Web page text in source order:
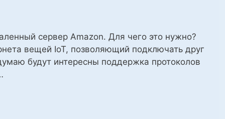
сервер Amazon. Для чего это нужно?
вещей IoT, позволяющий подключать друг
будут интересны поддержка протоколов